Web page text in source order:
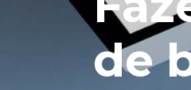
de